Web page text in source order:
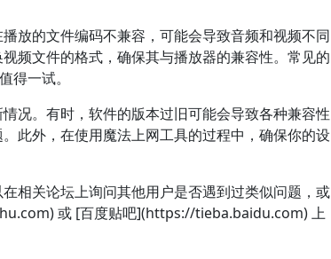
放的文件编码不兼容，可能会导致音频和视频不同
频文件的格式，确保其与播放器的兼容性。常见的
得一试。
况。有时，软件的版本过旧可能会导致各种兼容性
此外，在使用魔法上网工具的过程中，确保你的设
相关论坛上询问其他用户是否遇到过类似问题，或
或 [百度贴吧](https://tieba.baidu.com) 上